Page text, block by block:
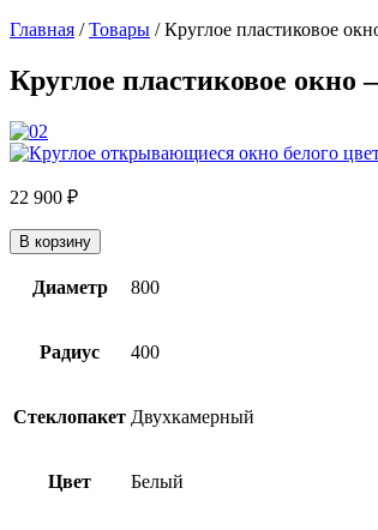
Главная /Товары /Круглое пластиковое
Круглое пластиковое
22 900 ₽
В корзину
Диаметр 800
Радиус 400
Стеклопакет Двухкамерный
Цвет Белый